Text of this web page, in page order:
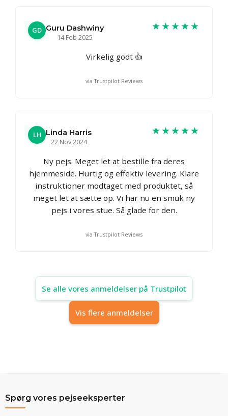
GD Guru Dashwiny
14 Feb 2025
★★★★★
Virkelig godt 👍
via Trustpilot Reviews
LH
Linda Harris
22 Nov 2024
★★★★★
Ny pejs. Meget let at bestille fra deres
hjemmeside. Hurtig og effektiv levering. Klare
instruktioner modtaget med produktet, så
meget let at sætte op. Vi har nu en smuk ny
pejs i vores stue. Så glade for den.
via Trustpilot Reviews
Se alle vores anmeldelser på Trustpilot
Vis flere anmeldelser
Spørg vores pejseeksperter